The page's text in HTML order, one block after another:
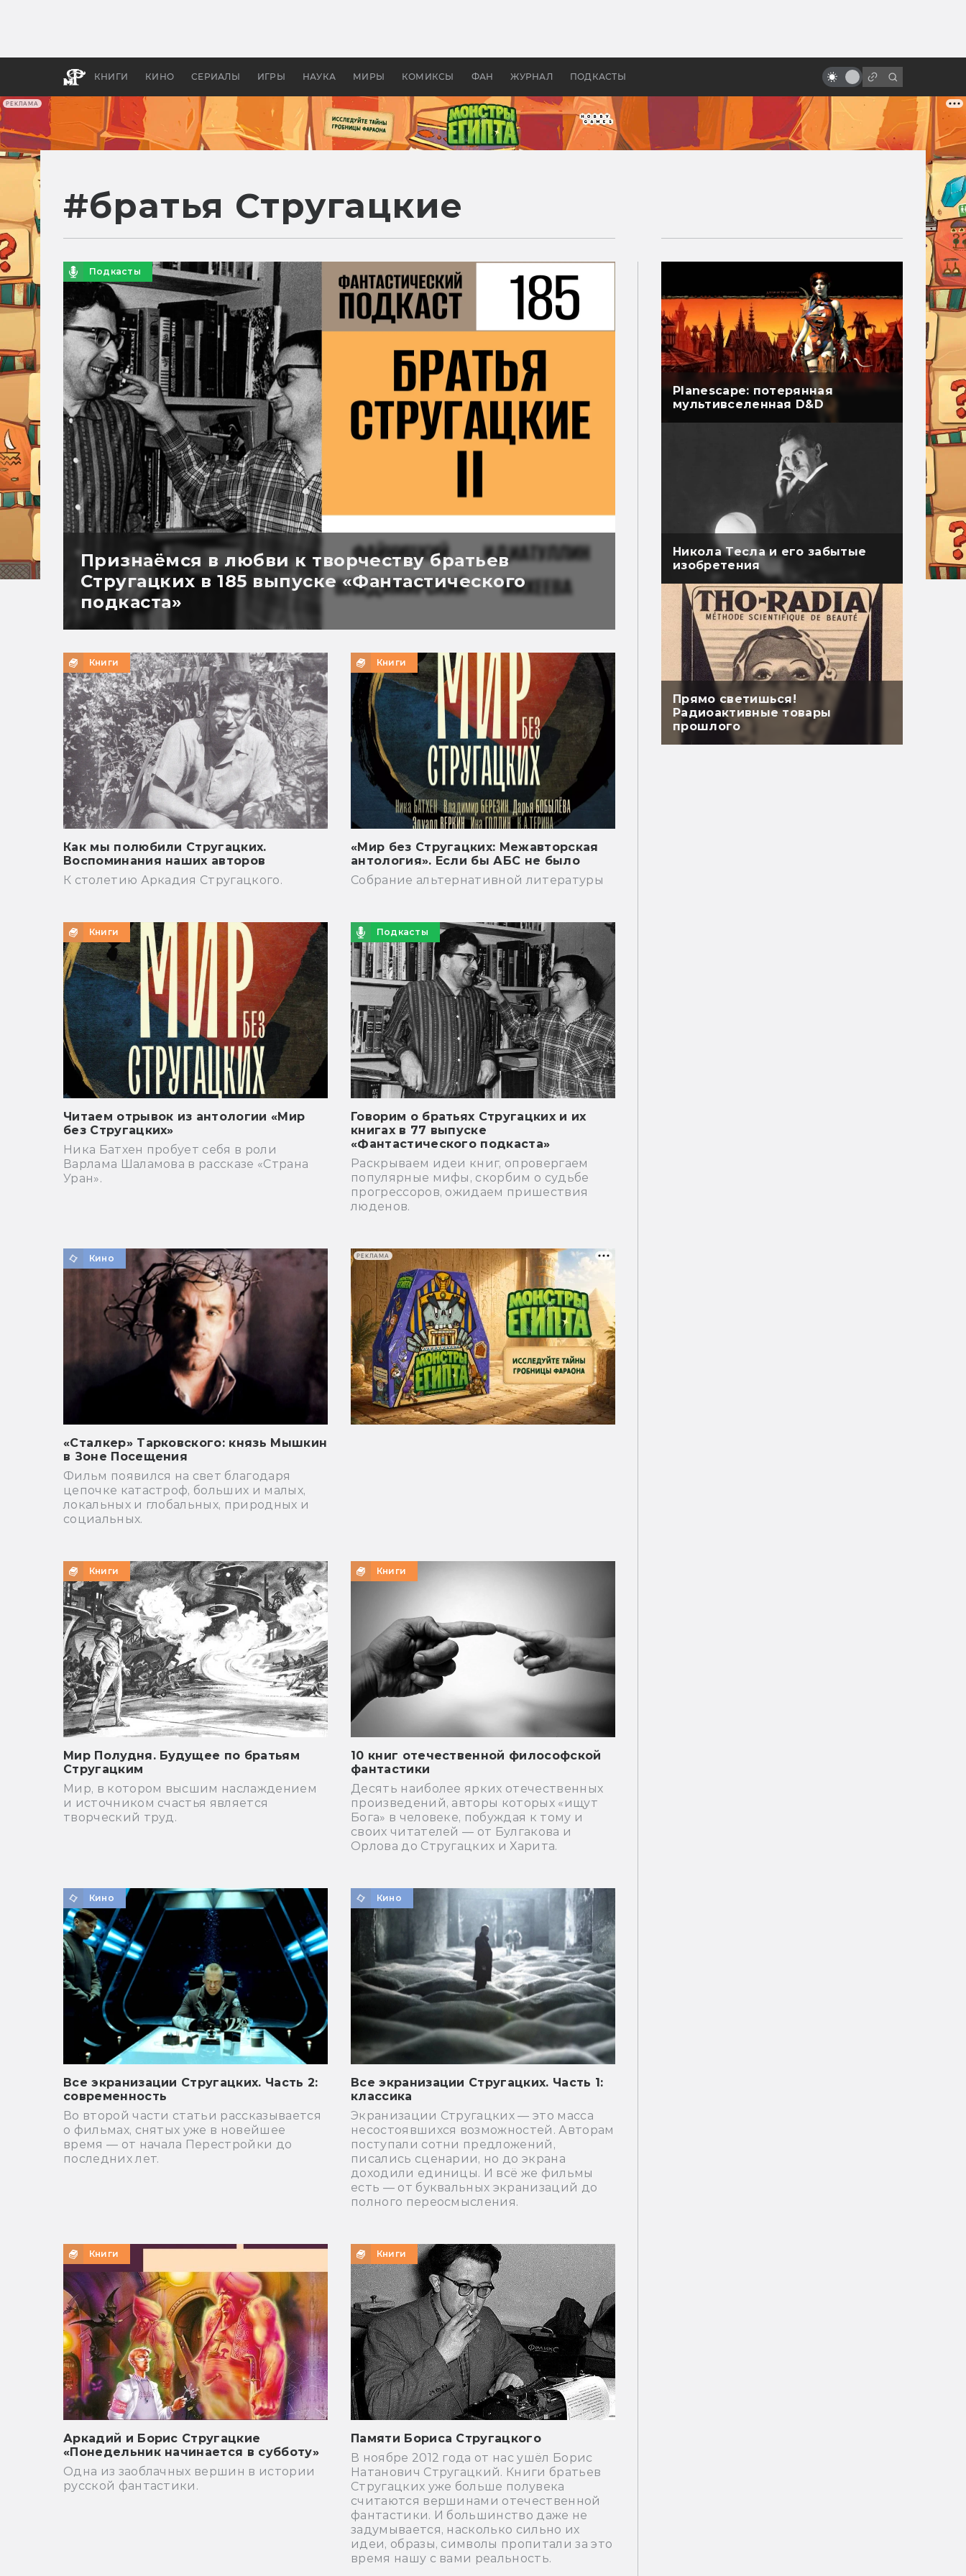
РЕКЛАМА
КНИГИ КИНО СЕРИАЛЫ ИГРЫ НАУКА МИРЫ КОМИКСЫ ФАН ЖУРНАЛ ПОДКАСТЫ
бы «Властелина колец»
Древней Грецией
фильм
#братья Стругацкие
Подкасты
Признаёмся в любви к творчеству братьев
Стругацких в 185 выпуске «Фантастического
подкаста»
Книги
Как мы полюбили Стругацких.
Воспоминания наших авторов
К столетию Аркадия Стругацкого.
Книги
«Мир без Стругацких: Межавторская
антология». Если бы АБС не было
Собрание альтернативной литературы
Книги
Читаем отрывок из антологии «Мир
без Стругацких»
Ника Батхен пробует себя в роли
Варлама Шаламова в рассказе «Страна
Уран».
Подкасты
Говорим о братьях Стругацких и их
книгах в 77 выпуске
«Фантастического подкаста»
Раскрываем идеи книг, опровергаем
популярные мифы, скорбим о судьбе
прогрессоров, ожидаем пришествия
люденов.
Кино
«Сталкер» Тарковского: князь Мышкин
в Зоне Посещения
Фильм появился на свет благодаря
цепочке катастроф, больших и малых,
локальных и глобальных, природных и
социальных.
Книги
Мир Полудня. Будущее по братьям
Стругацким
Мир, в котором высшим наслаждением
и источником счастья является
творческий труд.
Книги
10 книг отечественной философской
фантастики
Десять наиболее ярких отечественных
произведений, авторы которых «ищут
Бога» в человеке, побуждая к тому и
своих читателей — от Булгакова и
Орлова до Стругацких и Харита.
Кино
Все экранизации Стругацких. Часть 2:
современность
Во второй части статьи рассказывается
о фильмах, снятых уже в новейшее
время — от начала Перестройки до
последних лет.
Кино
Все экранизации Стругацких. Часть 1:
классика
Экранизации Стругацких — это масса
несостоявшихся возможностей. Авторам
поступали сотни предложений,
писались сценарии, но до экрана
доходили единицы. И всё же фильмы
есть — от буквальных экранизаций до
полного переосмысления.
Книги
Аркадий и Борис Стругацкие
«Понедельник начинается в субботу»
Одна из заоблачных вершин в истории
русской фантастики.
Книги
Памяти Бориса Стругацкого
В ноябре 2012 года от нас ушёл Борис
Натанович Стругацкий. Книги братьев
Стругацких уже больше полувека
считаются вершинами отечественной
фантастики. И большинство даже не
задумывается, насколько сильно их
идеи, образы, символы пропитали за это
время нашу с вами реальность.
РЕКЛАМА
Planescape: потерянная
мультивселенная D&D
Никола Тесла и его забытые
изобретения
Прямо светишься!
Радиоактивные товары
прошлого